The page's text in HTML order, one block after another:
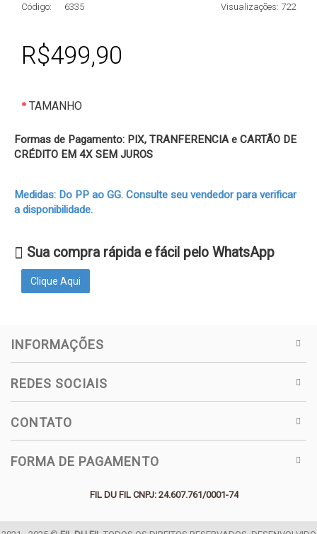
Visualizações: 722
Código: 6335
R$499,90
TAMANHO
Formas de Pagamento: PIX, TRANFERENCIA e CARTÃO DE
CRÉDITO EM 4X SEM JUROS
Medidas: Do PP ao GG. Consulte seu vendedor para verificar
a disponibilidade.
Sua compra rápida e fácil pelo WhatsApp
Clique Aqui
INFORMAÇÕES
REDES SOCIAIS
CONTATO
FORMA DE PAGAMENTO
FIL DU FIL CNPJ: 24.607.761/0001-74